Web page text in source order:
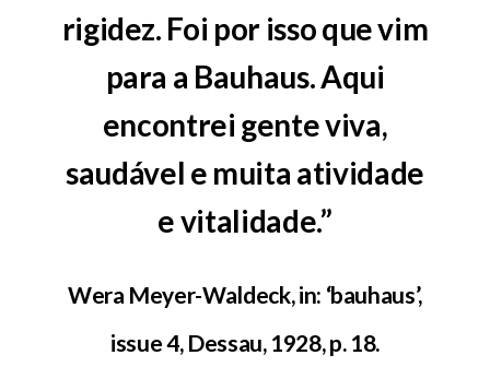
rigidez. Foi por isso que vim
para a Bauhaus. Aqui
encontrei gente viva,
saudável e muita atividade
e vitalidade.”
Wera Meyer-Waldeck, in: ‘bauhaus’,
issue 4, Dessau, 1928, p. 18.